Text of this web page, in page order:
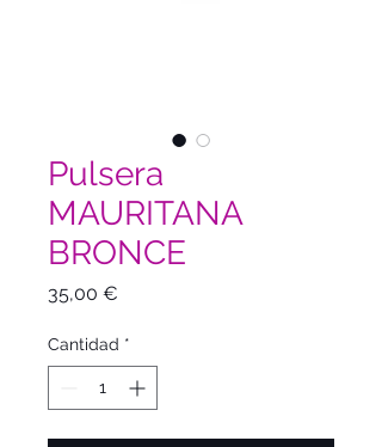
Pulsera
MAURITANA
BRONCE
35,00 €
Cantidad *